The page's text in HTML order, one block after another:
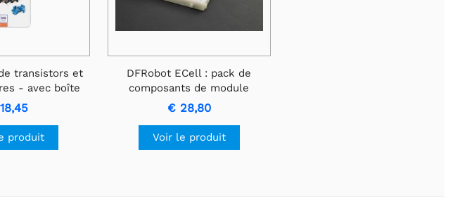
transistors et
- avec boîte
produit
DFRobot ECell : pack de
composants de module
d'extension de planche à pain
€ 28,80
Voir le produit